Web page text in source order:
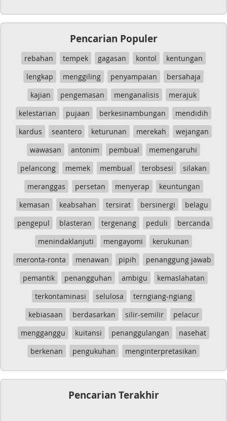
Pencarian Populer
rebahan tempek gagasan kontol
kentungan
lengkap
menggiling penyampaian
bersahaja
kajian
pengemasan menganalisis
merajuk
kelestarian
pujaan berkesinambungan
mendidih
kardus
seantero keturunan merekah
wejangan
wawasan
antonim pembual
memengaruhi
pelancong
memek membual terobsesi
silakan
meranggas
persetan menyerap
keuntungan
kemasan
keabsahan tersirat bersinergi
belagu
pengepul
blasteran tergenang peduli
bercanda
menindaklanjuti
mengayomi
kerukunan
meronta-ronta
menawan pipih
penanggung jawab
pemantik
penangguhan ambigu
kemaslahatan
terkontaminasi
selulosa
terngiang-ngiang
kebiasaan
berdasarkan silir-semilir
pelacur
mengganggu
kuitansi penanggulangan
nasehat
berkenan
pengukuhan menginterpretasikan
Pencarian Terakhir